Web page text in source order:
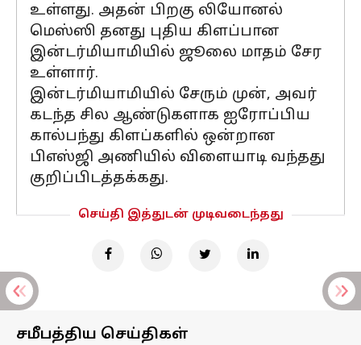
உள்ளது. அதன் பிறகு லியோனல்
மெஸ்ஸி தனது புதிய கிளப்பான
இன்டர்மியாமியில் ஜூலை மாதம் சேர
உள்ளார்.
இன்டர்மியாமியில் சேரும் முன், அவர்
கடந்த சில ஆண்டுகளாக ஐரோப்பிய
கால்பந்து கிளப்களில் ஒன்றான
பிஎஸ்ஜி அணியில் விளையாடி வந்தது
குறிப்பிடத்தக்கது.
செய்தி இத்துடன் முடிவடைந்தது
சமீபத்திய செய்திகள்